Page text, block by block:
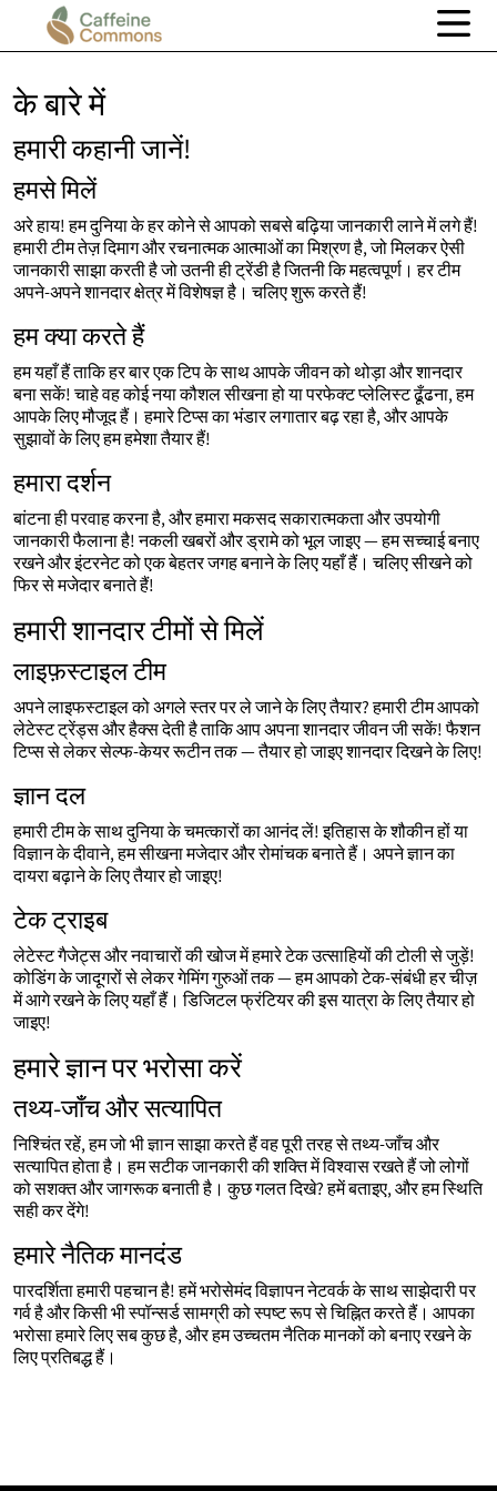
के बारे में
हमारी कहानी जानें!
हमसे मिलें
अरे हाय! हम दुनिया के हर कोने से आपको सबसे बढ़िया जानकारी लाने में लगे हैं!
हमारी टीम तेज़ दिमाग और रचनात्मक आत्माओं का मिश्रण है, जो मिलकर ऐसी
जानकारी साझा करती है जो उतनी ही ट्रेंडी है जितनी कि महत्वपूर्ण। हर टीम
अपने-अपने शानदार क्षेत्र में विशेषज्ञ है। चलिए शुरू करते हैं!
हम क्या करते हैं
हम यहाँ हैं ताकि हर बार एक टिप के साथ आपके जीवन को थोड़ा और शानदार
बना सकें! चाहे वह कोई नया कौशल सीखना हो या परफेक्ट प्लेलिस्ट ढूँढना, हम
आपके लिए मौजूद हैं। हमारे टिप्स का भंडार लगातार बढ़ रहा है, और आपके
सुझावों के लिए हम हमेशा तैयार हैं!
हमारा दर्शन
बांटना ही परवाह करना है, और हमारा मकसद सकारात्मकता और उपयोगी
जानकारी फैलाना है! नकली खबरों और ड्रामे को भूल जाइए — हम सच्चाई बनाए
रखने और इंटरनेट को एक बेहतर जगह बनाने के लिए यहाँ हैं। चलिए सीखने को
फिर से मजेदार बनाते हैं!
हमारी शानदार टीमों से मिलें
लाइफ़स्टाइल टीम
अपने लाइफस्टाइल को अगले स्तर पर ले जाने के लिए तैयार? हमारी टीम आपको
लेटेस्ट ट्रेंड्स और हैक्स देती है ताकि आप अपना शानदार जीवन जी सकें! फैशन
टिप्स से लेकर सेल्फ-केयर रूटीन तक — तैयार हो जाइए शानदार दिखने के लिए!
ज्ञान दल
हमारी टीम के साथ दुनिया के चमत्कारों का आनंद लें! इतिहास के शौकीन हों या
विज्ञान के दीवाने, हम सीखना मजेदार और रोमांचक बनाते हैं। अपने ज्ञान का
दायरा बढ़ाने के लिए तैयार हो जाइए!
टेक ट्राइब
लेटेस्ट गैजेट्स और नवाचारों की खोज में हमारे टेक उत्साहियों की टोली से जुड़ें!
कोडिंग के जादूगरों से लेकर गेमिंग गुरुओं तक — हम आपको टेक-संबंधी हर चीज़
में आगे रखने के लिए यहाँ हैं। डिजिटल फ्रंटियर की इस यात्रा के लिए तैयार हो
जाइए!
हमारे ज्ञान पर भरोसा करें
तथ्य-जाँच और सत्यापित
निश्चिंत रहें, हम जो भी ज्ञान साझा करते हैं वह पूरी तरह से तथ्य-जाँच और
सत्यापित होता है। हम सटीक जानकारी की शक्ति में विश्वास रखते हैं जो लोगों
को सशक्त और जागरूक बनाती है। कुछ गलत दिखे? हमें बताइए, और हम स्थिति
सही कर देंगे!
हमारे नैतिक मानदंड
पारदर्शिता हमारी पहचान है! हमें भरोसेमंद विज्ञापन नेटवर्क के साथ साझेदारी पर
गर्व है और किसी भी स्पॉन्सर्ड सामग्री को स्पष्ट रूप से चिह्नित करते हैं। आपका
भरोसा हमारे लिए सब कुछ है, और हम उच्चतम नैतिक मानकों को बनाए रखने के
लिए प्रतिबद्ध हैं।